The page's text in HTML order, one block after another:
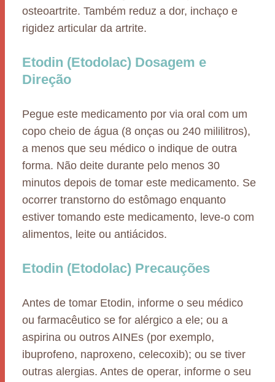
osteoartrite. Também reduz a dor, inchaço e
rigidez articular da artrite.
Etodin (Etodolac) Dosagem e
Direção
Pegue este medicamento por via oral com um
copo cheio de água (8 onças ou 240 mililitros),
a menos que seu médico o indique de outra
forma. Não deite durante pelo menos 30
minutos depois de tomar este medicamento. Se
ocorrer transtorno do estômago enquanto
estiver tomando este medicamento, leve-o com
alimentos, leite ou antiácidos.
Etodin (Etodolac) Precauções
Antes de tomar Etodin, informe o seu médico
ou farmacêutico se for alérgico a ele; ou a
aspirina ou outros AINEs (por exemplo,
ibuprofeno, naproxeno, celecoxib); ou se tiver
outras alergias. Antes de operar, informe o seu